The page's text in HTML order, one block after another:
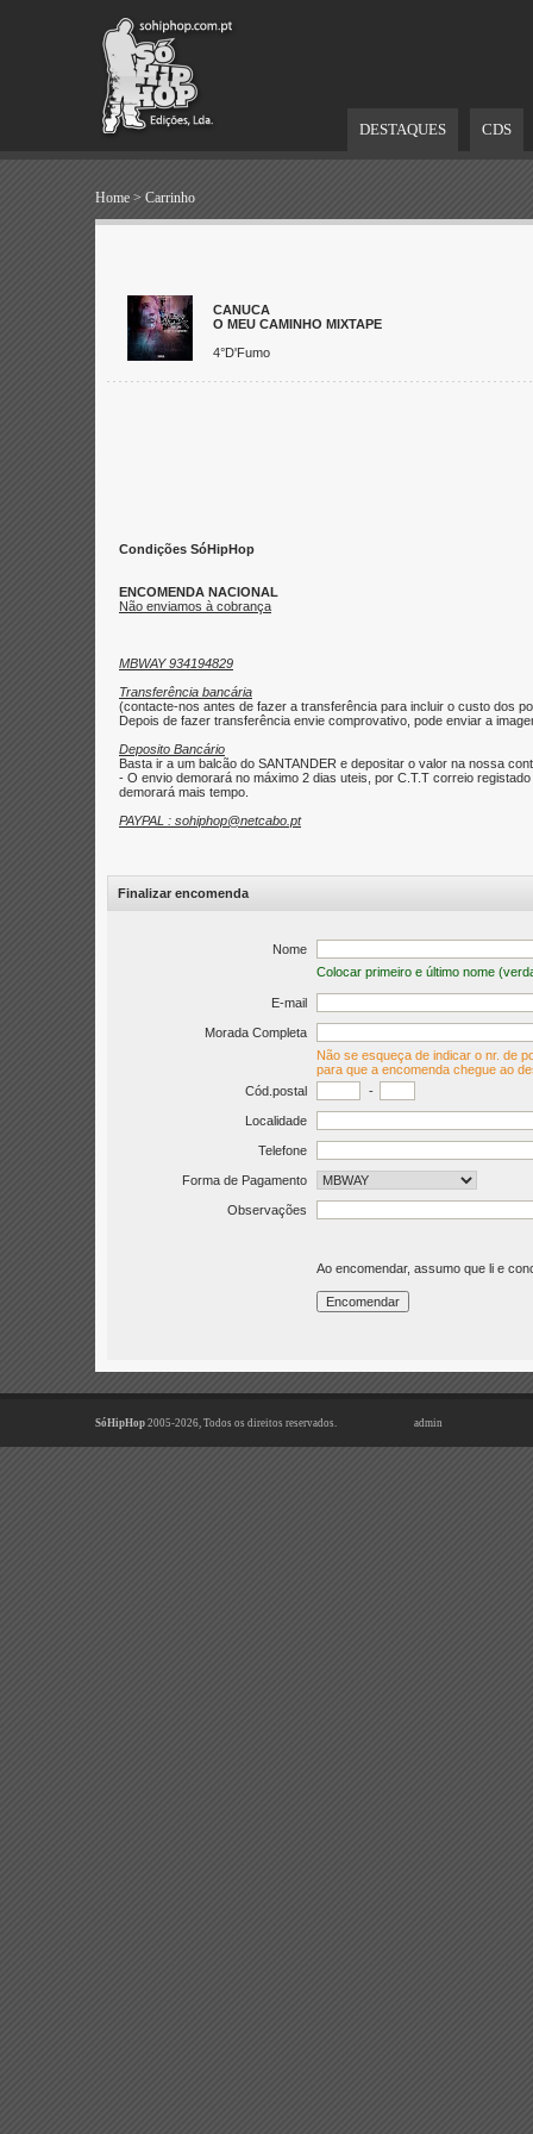
DESTAQUES CDS
Home > Carrinho
CANUCA
O MEU CAMINHO MIXTAPE
4°D'Fumo
Condições SóHipHop
ENCOMENDA NACIONAL
Não enviamos à cobrança
MBWAY 934194829
Transferência bancária
(contacte-nos antes de fazer a transferência para incluir o custo dos
Depois de fazer transferência envie comprovativo, pode enviar a
Deposito Bancário
Basta ir a um balcão do SANTANDER e depositar o valor na nossa
- O envio demorará no máximo 2 dias uteis, por C.T.T correio
demorará mais tempo.
PAYPAL : sohiphop@netcabo.pt
Finalizar encomenda
Nome
Colocar primeiro e último nome
E-mail
Morada Completa
Não se esqueça de indicar o nr. de
para que a encomenda chegue ao
Cód.postal
-
Localidade
Telefone
Forma de Pagamento
Observações
Ao encomendar, assumo que li e
SóHipHop 2005-2026, Todos os direitos reservados. admin